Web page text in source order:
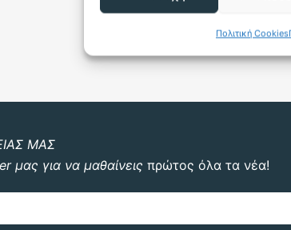
Πολιτική Cookies
ΜΑΣ
μας για να μαθαίνεις πρώτος όλα τα νέα!